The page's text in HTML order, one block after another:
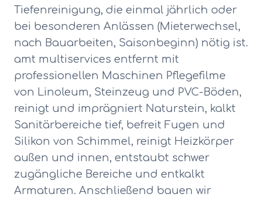
Tiefenreinigung, die einmal jährlich oder
bei besonderen Anlässen (Mieterwechsel,
nach Bauarbeiten, Saisonbeginn) nötig ist.
amt multiservices entfernt mit
professionellen Maschinen Pflegefilme
von Linoleum, Steinzeug und PVC-Böden,
reinigt und imprägniert Naturstein, kalkt
Sanitärbereiche tief, befreit Fugen und
Silikon von Schimmel, reinigt Heizkörper
außen und innen, entstaubt schwer
zugängliche Bereiche und entkalkt
Armaturen. Anschließend bauen wir